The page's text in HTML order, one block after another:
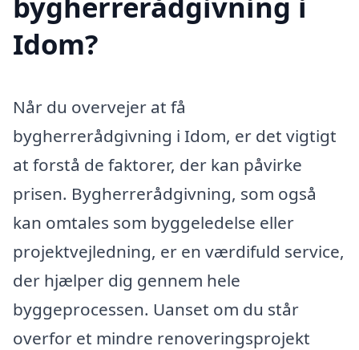
Idom?
Når du overvejer at få
bygherrerådgivning i Idom, er det vigtigt
at forstå de faktorer, der kan påvirke
prisen. Bygherrerådgivning, som også
kan omtales som byggeledelse eller
projektvejledning, er en værdifuld service,
der hjælper dig gennem hele
byggeprocessen. Uanset om du står
overfor et mindre renoveringsprojekt